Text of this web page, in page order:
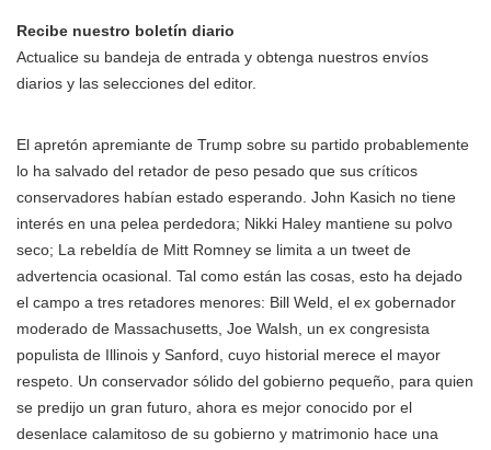
Recibe nuestro boletín diario
Actualice su bandeja de entrada y obtenga nuestros envíos
diarios y las selecciones del editor.
El apretón apremiante de Trump sobre su partido probablemente
lo ha salvado del retador de peso pesado que sus críticos
conservadores habían estado esperando. John Kasich no tiene
interés en una pelea perdedora; Nikki Haley mantiene su polvo
seco; La rebeldía de Mitt Romney se limita a un tweet de
advertencia ocasional. Tal como están las cosas, esto ha dejado
el campo a tres retadores menores: Bill Weld, el ex gobernador
moderado de Massachusetts, Joe Walsh, un ex congresista
populista de Illinois y Sanford, cuyo historial merece el mayor
respeto. Un conservador sólido del gobierno pequeño, para quien
se predijo un gran futuro, ahora es mejor conocido por el
desenlace calamitoso de su gobierno y matrimonio hace una